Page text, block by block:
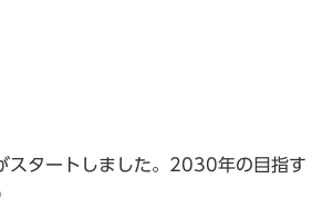
タートしました。2030年の目指す